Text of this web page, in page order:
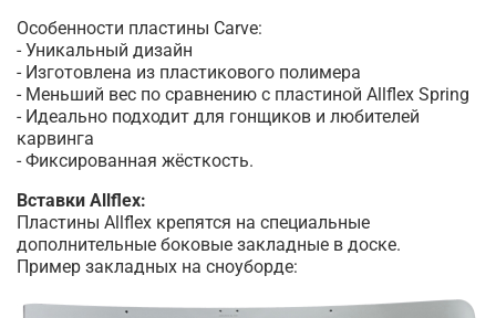
Особенности пластины Carve:
- Уникальный дизайн
- Изготовлена из пластикового полимера
- Меньший вес по сравнению с пластиной Allflex Spring
- Идеально подходит для гонщиков и любителей
карвинга
- Фиксированная жёсткость.
Вставки Allflex:
Пластины Allflex крепятся на специальные
дополнительные боковые закладные в доске.
Пример закладных на сноуборде: